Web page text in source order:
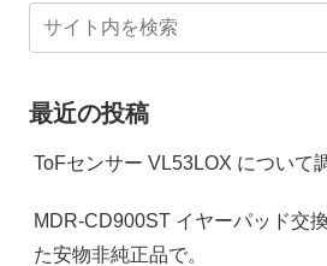
最近の投稿
ToFセンサー VL53LOX について
MDR-CD900ST イヤーパッド交
た安物非純正品で。